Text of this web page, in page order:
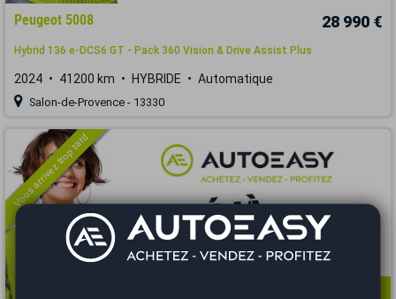
Peugeot 5008 28 990 €
Hybrid 136 e-DCS6 GT - Pack 360 Vision & Drive Assist Plus
2024 41200 km HYBRIDE Automatique
Salon-de-Provence - 13330
Vous arrivez trop tard